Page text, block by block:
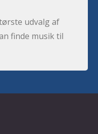
udvalg af
finde musik til